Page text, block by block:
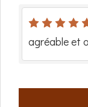
agréable et